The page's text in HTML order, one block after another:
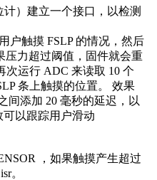
）建立一个接口，以检测
户触摸 FSLP 的情况，然后
压力超过阈值，固件就会重
次运行 ADC 来读取 10 个
条上触摸的位置。 效果
间添加 20 毫秒的延迟，以
以跟踪用户滑动
，如果触摸产生超过
。